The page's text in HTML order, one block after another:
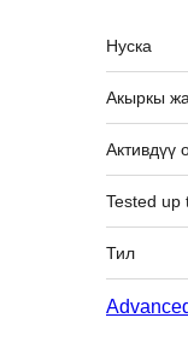
Мета
Нуска
Акыркы
Активдүү
Tested up
Тил